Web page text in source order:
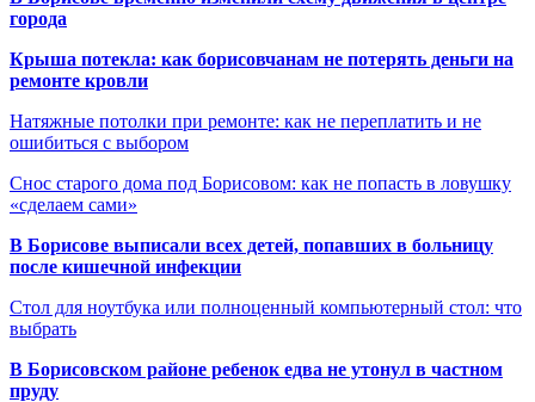
города
Крыша потекла: как борисовчанам не потерять деньги на
ремонте кровли
Натяжные потолки при ремонте: как не переплатить и не
ошибиться с выбором
Снос старого дома под Борисовом: как не попасть в ловушку
«сделаем сами»
В Борисове выписали всех детей, попавших в больницу
после кишечной инфекции
Стол для ноутбука или полноценный компьютерный стол: что
выбрать
В Борисовском районе ребенок едва не утонул в частном
пруду